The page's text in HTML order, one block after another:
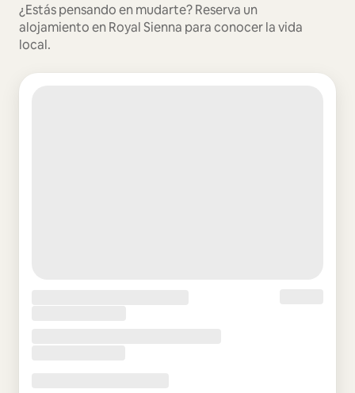
¿Estás pensando en mudarte? Reserva un
alojamiento en Royal Sienna para conocer la vida
local.